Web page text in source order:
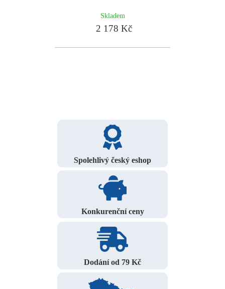
Skladem
2 178 Kč
Spolehlivý český eshop
Konkurenční ceny
Dodání od 79 Kč